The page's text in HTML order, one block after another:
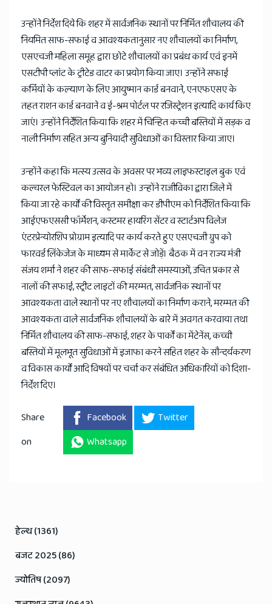
उन्होंने निर्देश दिये कि शहर में सार्वजनिक स्थानों पर निर्मित शौचालय की
नियमित साफ-सफाई व आवश्यकतानुसार नए शौचालयों का निर्माण,
एसएचजी महिला समूह द्वारा छोटे शौचालयों का प्रबंध कार्य एवं इनमें
एसटीपी प्लांट के ट्रीटेड वाटर का प्रयोग किया जाए। उन्होंने सफाई
कर्मियों के कल्याण के लिए आयुष्मान कार्ड बनवाने, एनएफएसए के
तहत राशन कार्ड बनवाने व ई-श्रम पोर्टल पर रजिस्ट्रेशन इत्यादि कार्य किए
जाएं। उन्होंने निर्देशित किया कि शहर में चिन्हित कच्ची बस्तियों में सड़क व
नाली निर्माण सहित अन्य बुनियादी सुविधाओं का विस्तार किया जाए।
उन्होंने कहा कि मत्स्य उत्सव के अवसर पर भव्य लाइफस्टाइल बुक एवं
कल्चरल फेस्टिवल का आयोजन हो। उन्होंने राजीविका द्वारा जिले में
किया जा रहे कार्यों की विस्तृत समीक्षा कर डीपीएम को निर्देशित किया कि
आईएफएससी फॉर्मेशन, कस्टमर हायरिंग सेंटर व स्टार्टअप विलेज
एंटरप्रेन्योरशिप प्रोग्राम इत्यादि पर कार्य करते हुए एसएचजी ग्रुप को
फारवर्ड लिंकेजेज के माध्यम से मार्केट से जोड़ें। बैठक में वन राज्य मंत्री
संजय शर्मा ने शहर की साफ-सफाई संबंधी समस्याओं, उचित प्रकार से
नालों की सफाई, स्ट्रीट लाइटों की मरम्मत, सार्वजनिक स्थानों पर
आवश्यकता वाले स्थानों पर नए शौचालयों का निर्माण कराने, मरम्मत की
आवश्यकता वाले सार्वजनिक शौचालयों के बारे में अवगत करवाया तथा
निर्मित शौचालय की साफ-सफाई, शहर के पार्कों का मेंटेनेंस, कच्ची
बस्तियों में मूलभूत सुविधाओं में इजाफा करने सहित शहर के सौन्दर्यकरण
व विकास कार्यों आदि विषयों पर चर्चा कर संबंधित अधिकारियों को दिशा-
निर्देश दिए।
Share
on
Facebook
Twitter
Whatsapp
हेल्थ (1361)
बजट 2025 (86)
ज्योतिष (2097)